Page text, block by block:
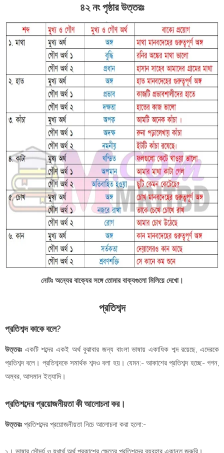
৪২ নং পৃষ্ঠার উত্তরঃ
নোটঃ অন্যের বাক্যের সঙ্গে তোমার বাক্যগুলো মিলিয়ে দেখো।
প্রতিশব্দ
প্রতিশব্দ কাকে বলে?
উত্তরঃ একটি শব্দের একই অর্থ বুঝাবার জন্য বাংলা ভাষায় একাধিক শব্দ রয়েছে, এদেরকে
প্রতিশব্দ বলে। প্রতিশব্দকে সমার্থক শব্দও বলা হয়। যেমন:- আকাশের প্রতিশব্দ হচ্ছে- গগন,
অম্বর, আসমান ইত্যাদি।
প্রতিশব্দের প্রয়োজনীয়তা কী আলোচনা কর।
উত্তরঃ প্রতিশব্দের প্রয়োজনীয়তা নিচে আলোচনা করা হলো:-